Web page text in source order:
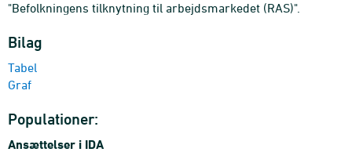
"Befolkningens tilknytning til arbejdsmarkedet (RAS)".
Bilag
Tabel
Graf
Populationer:
Ansættelser i IDA